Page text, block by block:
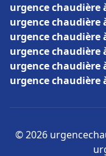
urgence chaudière
urgence chaudière
urgence chaudière
urgence chaudière
urgence chaudière
urgence chaudière
© 2026